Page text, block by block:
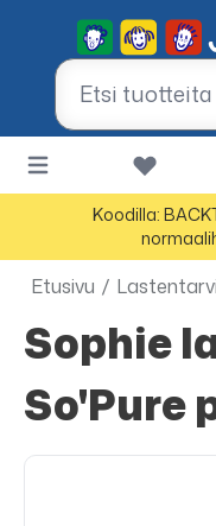
Koodilla:
Etusivu /
Sophie la Girafe,
So'Pure